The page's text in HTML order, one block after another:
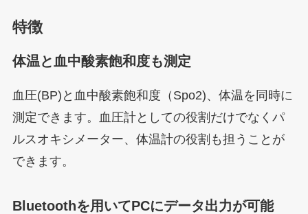
特徴
体温と血中酸素飽和度も測定
血圧(BP)と血中酸素飽和度（Spo2)、体温を同時に
測定できます。血圧計としての役割だけでなくパ
ルスオキシメーター、体温計の役割も担うことが
できます。
Bluetoothを用いてPCにデータ出力が可能